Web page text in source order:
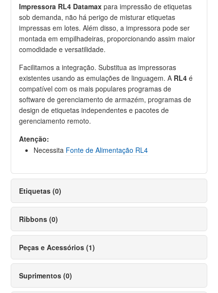
Impressora RL4 Datamaxpara impressão de etiquetas
sob demanda, não há perigo de misturar etiquetas
impressas em lotes. Além disso, a impressora pode ser
montada em empilhadeiras, proporcionando assim maior
comodidade e versatilidade.
Facilitamos a integração. Substitua as impressoras
existentes usando as emulações de linguagem. A RL4é
compatível com os mais populares programas de
software de gerenciamento de armazém, programas de
design de etiquetas independentes e pacotes de
gerenciamento remoto.
Atenção:
Necessita Fonte de Alimentação RL4
Etiquetas (0)
Ribbons (0)
Peças e Acessórios (1)
Suprimentos (0)